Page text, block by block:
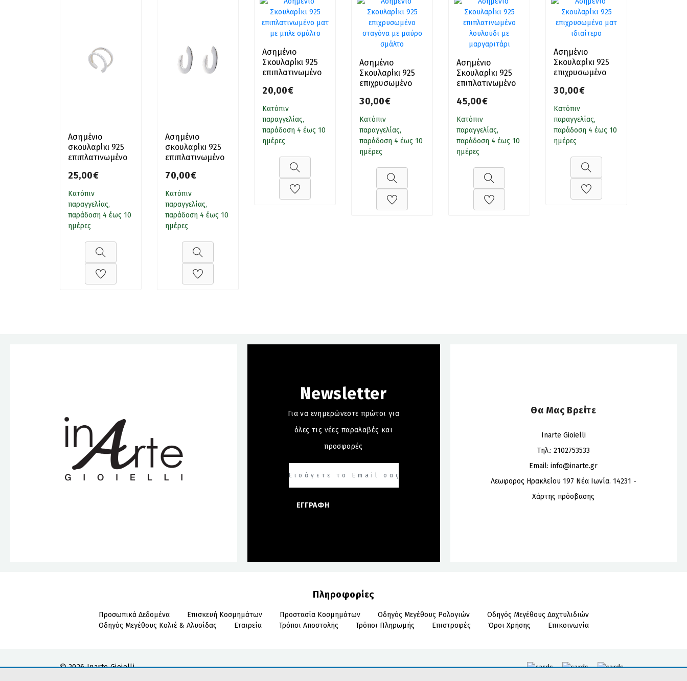
Ασημένιο
σκουλαρίκι 925
επιπλατινωμένο
25,00€
Κατόπιν
παραγγελίας,
παράδοση 4 έως 10
ημέρες
Ασημένιο
σκουλαρίκι 925
επιπλατινωμένο
κρίκος
70,00€
Κατόπιν
παραγγελίας,
παράδοση 4 έως 10
ημέρες
Ασημένιο
Σκουλαρίκι 925
επιπλατινωμένο
σμάλτο
20,00€
Κατόπιν
παραγγελίας,
παράδοση 4 έως 10
ημέρες
Ασημένιο
Σκουλαρίκι 925
επιχρυσωμένο
μαύρο σμάλτο
30,00€
Κατόπιν
παραγγελίας,
παράδοση 4 έως 10
ημέρες
Ασημένιο
Σκουλαρίκι 925
επιπλατινωμένο
μαργαριτάρι
45,00€
Κατόπιν
παραγγελίας,
παράδοση 4 έως 10
ημέρες
Ασημένιο
Σκουλαρίκι 925
επιχρυσωμένο
30,00€
Κατόπιν
παραγγελίας,
παράδοση 4 έως 10
ημέρες
Newsletter
Για να ενημερώνεστε πρώτοι για
όλες τις νέες παραλαβές και
προσφορές
ΕΓΓΡΑΦΗ
Θα Μας Βρείτε
Inarte Gioielli
Τηλ.: 2102753533
Email:info@inarte.gr
Λεωφορος Ηρακλείου 197 Νέα Ιωνία. 14231 -
Χάρτης πρόσβασης
Πληροφορίες
Προσωπικά Δεδομένα Επισκευή Κοσμημάτων Προστασία Κοσμημάτων Οδηγός Μεγέθους Ρολογιών
Οδηγός Μεγέθους Δαχτυλιδιών
Οδηγός Μεγέθους Κολιέ & Αλυσίδας
Εταιρεία Τρόποι Αποστολής Τρόποι Πληρωμής Επιστροφές Όροι Χρήσης Επικοινωνία
2026 Inarte Gioielli